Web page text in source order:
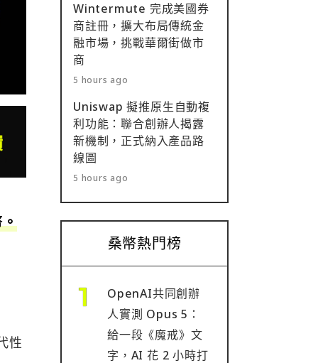
性
Wintermute 完成美國券
商註冊，擴大布局傳統金
融市場，挑戰華爾街做市
商
5 hours ago
Uniswap 擬推原生自動複
利功能：聯合創辦人揭露
新機制，正式納入產品路
線圖
5 hours ago
桑幣熱門榜
OpenAI共同創辦
人實測 Opus 5：
給一段《魔戒》文
字，AI 花 2 小時打